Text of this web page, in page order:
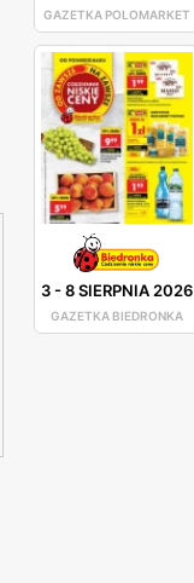
GAZETKA POLOMARKET
3-8 SIERPNIA 2026
GAZETKA BIEDRONKA